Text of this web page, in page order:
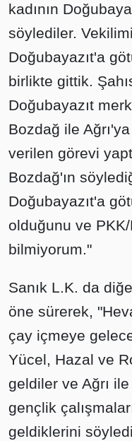
kadının
söylediler.
Doğubayazıt'a
birlikte gittik.
Doğubayazıt
Bozdağ ile
verilen görevi
Bozdağ'ın
Doğubayazıt'a
olduğunu ve PKK/
bilmiyorum."
Sanık L.K. da
öne sürerek,
çay içmeye
Yücel, Hazal ve
geldiler ve Ağrı
gençlik
geldiklerini